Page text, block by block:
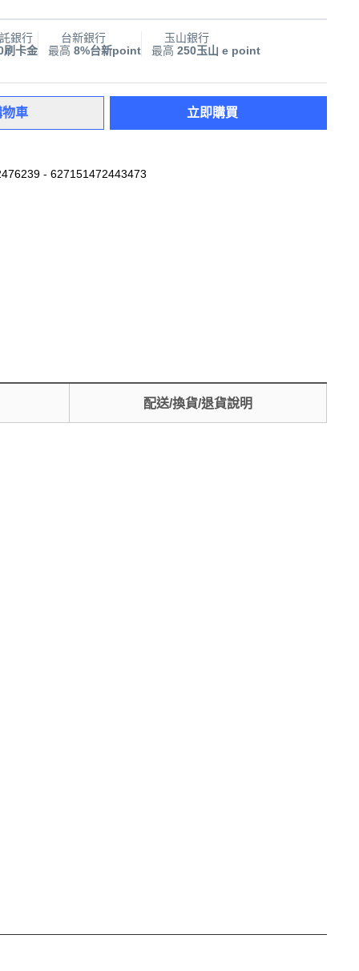
銀行
刷卡金
台新銀行
最高 8%台新point
玉山銀行
最高 250玉山 e point
車 立即購買
- 627151472443473
配送/換貨/退貨說明